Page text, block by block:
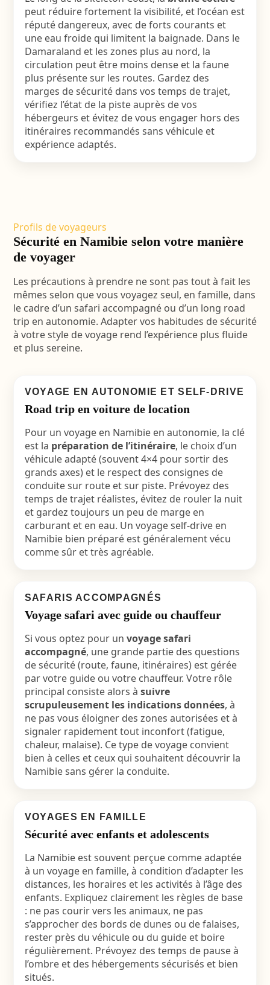
peut réduire fortement la visibilité, et l’océan est
réputé dangereux, avec de forts courants et
une eau froide qui limitent la baignade. Dans le
Damaraland et les zones plus au nord, la
circulation peut être moins dense et la faune
plus présente sur les routes. Gardez des
marges de sécurité dans vos temps de trajet,
vérifiez l’état de la piste auprès de vos
hébergeurs et évitez de vous engager hors des
itinéraires recommandés sans véhicule et
expérience adaptés.
Profils de voyageurs
Sécurité en Namibie selon votre manière
de voyager
Les précautions à prendre ne sont pas tout à fait les
mêmes selon que vous voyagez seul, en famille, dans
le cadre d’un safari accompagné ou d’un long road
trip en autonomie. Adapter vos habitudes de sécurité
à votre style de voyage rend l’expérience plus fluide
et plus sereine.
VOYAGE EN AUTONOMIE ET SELF-DRIVE
Road trip en voiture de location
Pour un voyage en Namibie en autonomie, la clé
est la préparation de l’itinéraire, le choix d’un
véhicule adapté (souvent 4×4 pour sortir des
grands axes) et le respect des consignes de
conduite sur route et sur piste. Prévoyez des
temps de trajet réalistes, évitez de rouler la nuit
et gardez toujours un peu de marge en
carburant et en eau. Un voyage self-drive en
Namibiebien préparé est généralement vécu
comme sûr et très agréable.
SAFARIS ACCOMPAGNÉS
Voyage safari avec guide ou chauffeur
Si vous optez pour un voyage safari
accompagné, une grande partie des questions
de sécurité (route, faune, itinéraires) est gérée
par votre guide ou votre chauffeur. Votre rôle
principal consiste alors à suivre
scrupuleusement les indications données, à
ne pas vous éloigner des zones autorisées et à
signaler rapidement tout inconfort (fatigue,
chaleur, malaise). Ce type de voyage convient
bien à celles et ceux qui souhaitent découvrir la
Namibie sans gérer la conduite.
VOYAGES EN FAMILLE
Sécurité avec enfants et adolescents
La Namibie est souvent perçue comme adaptée
à un voyage en famille, à condition d’adapter les
distances, les horaires et les activités à l’âge des
enfants. Expliquez clairement les règles de base
: ne pas courir vers les animaux, ne pas
s’approcher des bords de dunes ou de falaises,
rester près du véhicule ou du guide et boire
régulièrement. Prévoyez des temps de pause à
l’ombre et des hébergements sécurisés et bien
situés.